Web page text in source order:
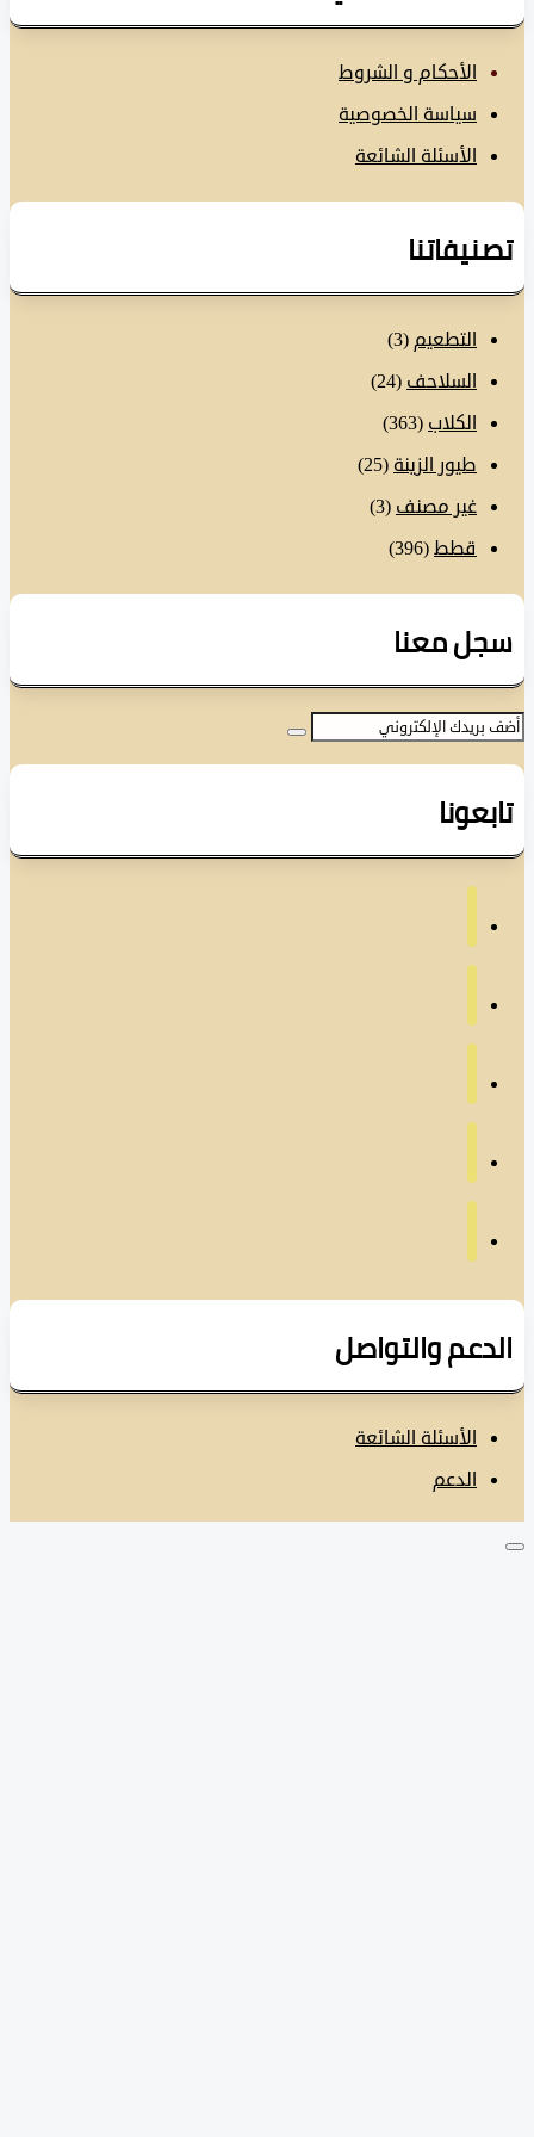
الأحكام و الشروط
سياسة الخصوصية
الأسئلة الشائعة
التطعيم(3)
السلاحف(24)
الكلاب(363)
طيور الزينة (25)
غير مصنف(3)
قطط
(396)
معنا
والتواصل
الأسئلة الشائعة
الدعم